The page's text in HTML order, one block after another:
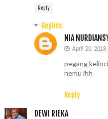
Reply
Replies
NIA
April 20, 2018
pegang
nemu ihh
Reply
DEWI RIEKA